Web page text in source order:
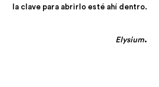
la clave para abrirlo esté ahí dentro.
Elysium.